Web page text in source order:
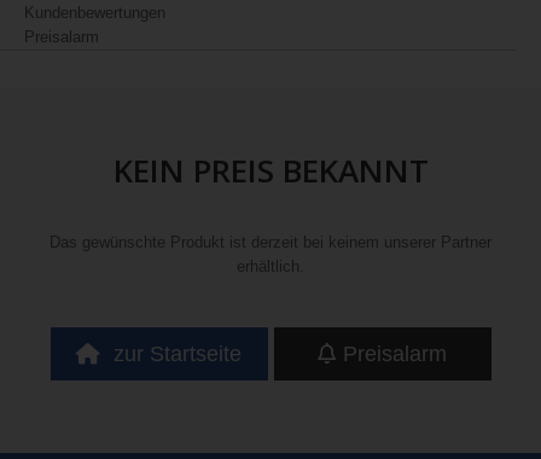
Kundenbewertungen
Preisalarm
KEIN PREIS BEKANNT
Das gewünschte Produkt ist derzeit bei keinem unserer Partner
erhältlich.
zur Startseite Preisalarm